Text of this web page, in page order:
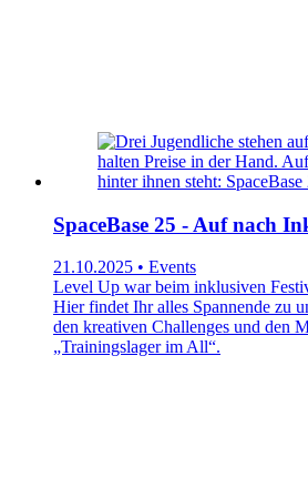
SpaceBase 25 - Auf nach
21.10.2025 • Events
Level Up war beim inklusiven
Hier findet Ihr alles Spannende zu
den kreativen Challenges und den
„Trainingslager im All“.